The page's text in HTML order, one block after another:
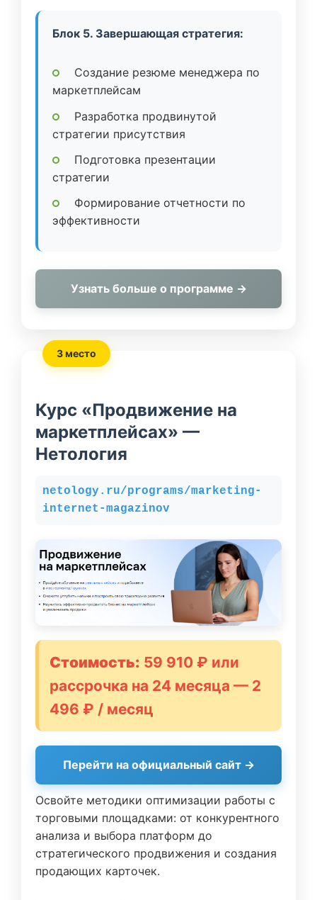
Блок 5. Завершающая стратегия:
Создание резюме менеджера по
маркетплейсам
Разработка продвинутой
стратегии присутствия
Подготовка презентации
стратегии
Формирование отчетности по
эффективности
Узнать больше о программе →
3 место
Курс «Продвижение на
маркетплейсах» —
Нетология
netology.ru/programs/marketing-
internet-magazinov
Стоимость: 59 910 ₽ или
рассрочка на 24 месяца — 2
496 ₽ / месяц
Перейти на официальный сайт →
Освойте методики оптимизации работы с
торговыми площадками: от конкурентного
анализа и выбора платформ до
стратегического продвижения и создания
продающих карточек.